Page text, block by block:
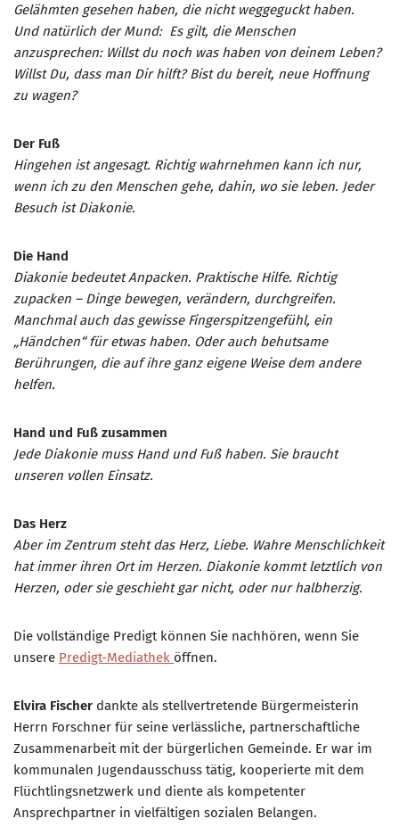
Gelähmten gesehen haben, die nicht weggeguckt haben.
Und natürlich der Mund: Es gilt, die Menschen
anzusprechen: Willst du noch was haben von deinem Leben?
Willst Du, dass man Dir hilft? Bist du bereit, neue Hoffnung
zu wagen?
Der Fuß
Hingehen ist angesagt. Richtig wahrnehmen kann ich nur,
wenn ich zu den Menschen gehe, dahin, wo sie leben. Jeder
Besuch ist Diakonie.
Die Hand
Diakonie bedeutet Anpacken. Praktische Hilfe. Richtig
zupacken – Dinge bewegen, verändern, durchgreifen.
Manchmal auch das gewisse Fingerspitzengefühl, ein
„Händchen“ für etwas haben. Oder auch behutsame
Berührungen, die auf ihre ganz eigene Weise dem andere
helfen.
Hand und Fuß zusammen
Jede Diakonie muss Hand und Fuß haben. Sie braucht
unseren vollen Einsatz.
Das Herz
Aber im Zentrum steht das Herz, Liebe. Wahre Menschlichkeit
hat immer ihren Ort im Herzen. Diakonie kommt letztlich von
Herzen, oder sie geschieht gar nicht, oder nur halbherzig.
Die vollständige Predigt können Sie nachhören, wenn Sie
unsere Predigt-Mediathek öffnen.
Elvira Fischer dankte als stellvertretende Bürgermeisterin
Herrn Forschner für seine verlässliche, partnerschaftliche
Zusammenarbeit mit der bürgerlichen Gemeinde. Er war im
kommunalen Jugendausschuss tätig, kooperierte mit dem
Flüchtlingsnetzwerk und diente als kompetenter
Ansprechpartner in vielfältigen sozialen Belangen.